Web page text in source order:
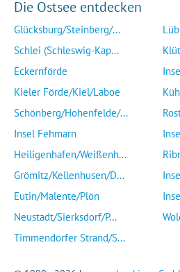
Die Ostsee entdecken
Glücksburg/Steinberg/...
Schlei (Schleswig-Kap...
Eckernförde
Kieler Förde/Kiel/Laboe
Schönberg/Hohenfelde/...
Insel Fehmarn
Heiligenhafen/Weißenh...
Grömitz/Kellenhusen/D...
Eutin/Malente/Plön
Neustadt/Sierksdorf/P...
Timmendorfer Strand/S...